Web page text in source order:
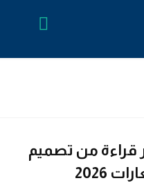
البحث...
قراءة من تصميم
2026